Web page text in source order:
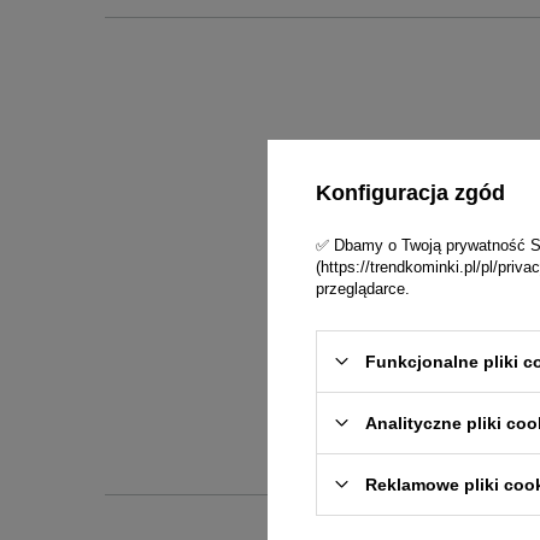
Konfiguracja zgód
✅ Dbamy o Twoją prywatność
(https://trendkominki.pl/pl/
przeglądarce.
Funkcjonalne pliki
Analityczne pliki
Reklamowe pliki